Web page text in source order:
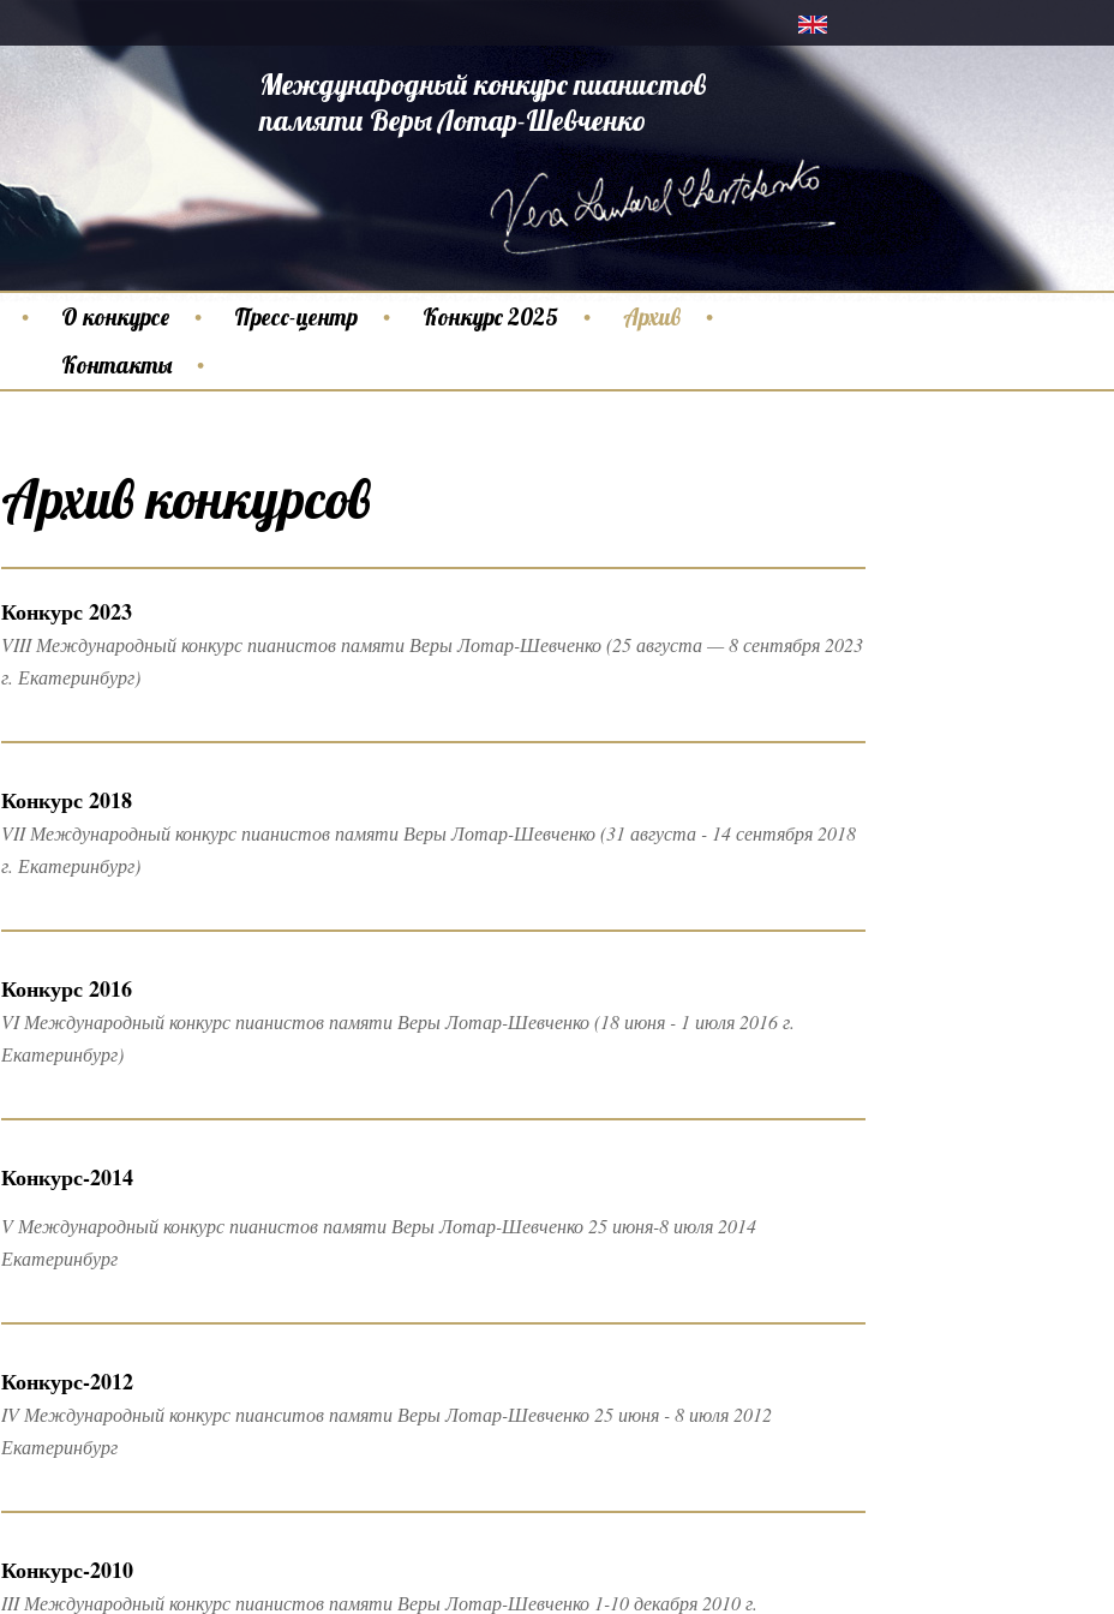
Международный конкурс пианистов
памяти Веры Лотар-Шевченко
О конкурсе Пресс-центр Конкурс 2025
Архив
Контакты
Архив конкурсов
Конкурс 2023
VIII Международный конкурс пианистов памяти Веры Лотар-Шевченко (25 августа — 8 сентября 2023
г. Екатеринбург)
Конкурс 2018
VII Международный конкурс пианистов памяти Веры Лотар-Шевченко (31 августа - 14 сентября 2018
г. Екатеринбург)
Конкурс 2016
VI Международный конкурс пианистов памяти Веры Лотар-Шевченко (18 июня - 1 июля 2016 г.
Екатеринбург)
Конкурс-2014
V Международный конкурс пианистов памяти Веры Лотар-Шевченко 25 июня-8 июля 2014
Екатеринбург
Конкурс-2012
IV Международный конкурс пианситов памяти Веры Лотар-Шевченко 25 июня - 8 июля 2012
Екатеринбург
Конкурс-2010
III Международный конкурс пианистов памяти Веры Лотар-Шевченко 1-10 декабря 2010 г.